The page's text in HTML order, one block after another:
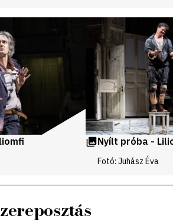
Nyílt próba -
Fotó: Juhász Éva